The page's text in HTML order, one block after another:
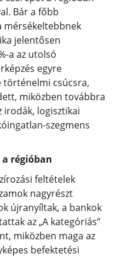
Bár a főbb
mérsékeltebbnek
jelentősen
a az utolsó
egyre
történelmi csúcsra,
miközben továbbra
irodák, logisztikai
szegmens
régióban
feltételek
nagyrészt
újranyíltak, a bankok
az „A kategóriás”
miközben maga az
befektetési